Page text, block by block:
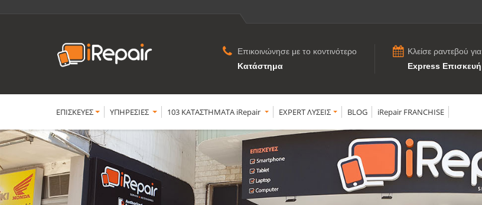
Επικοινώνησε με το κοντινότερο
Κατάστημα
Κλείσε ραντεβού για
Express Επισκευή
ΕΠΙΣΚΕΥΕΣ YΠΗΡΕΣΙΕΣ 103 ΚΑΤΑΣΤΗΜΑΤΑ iRepair EXPERT ΛΥΣΕΙΣ BLOG iRepair FRANCHISE